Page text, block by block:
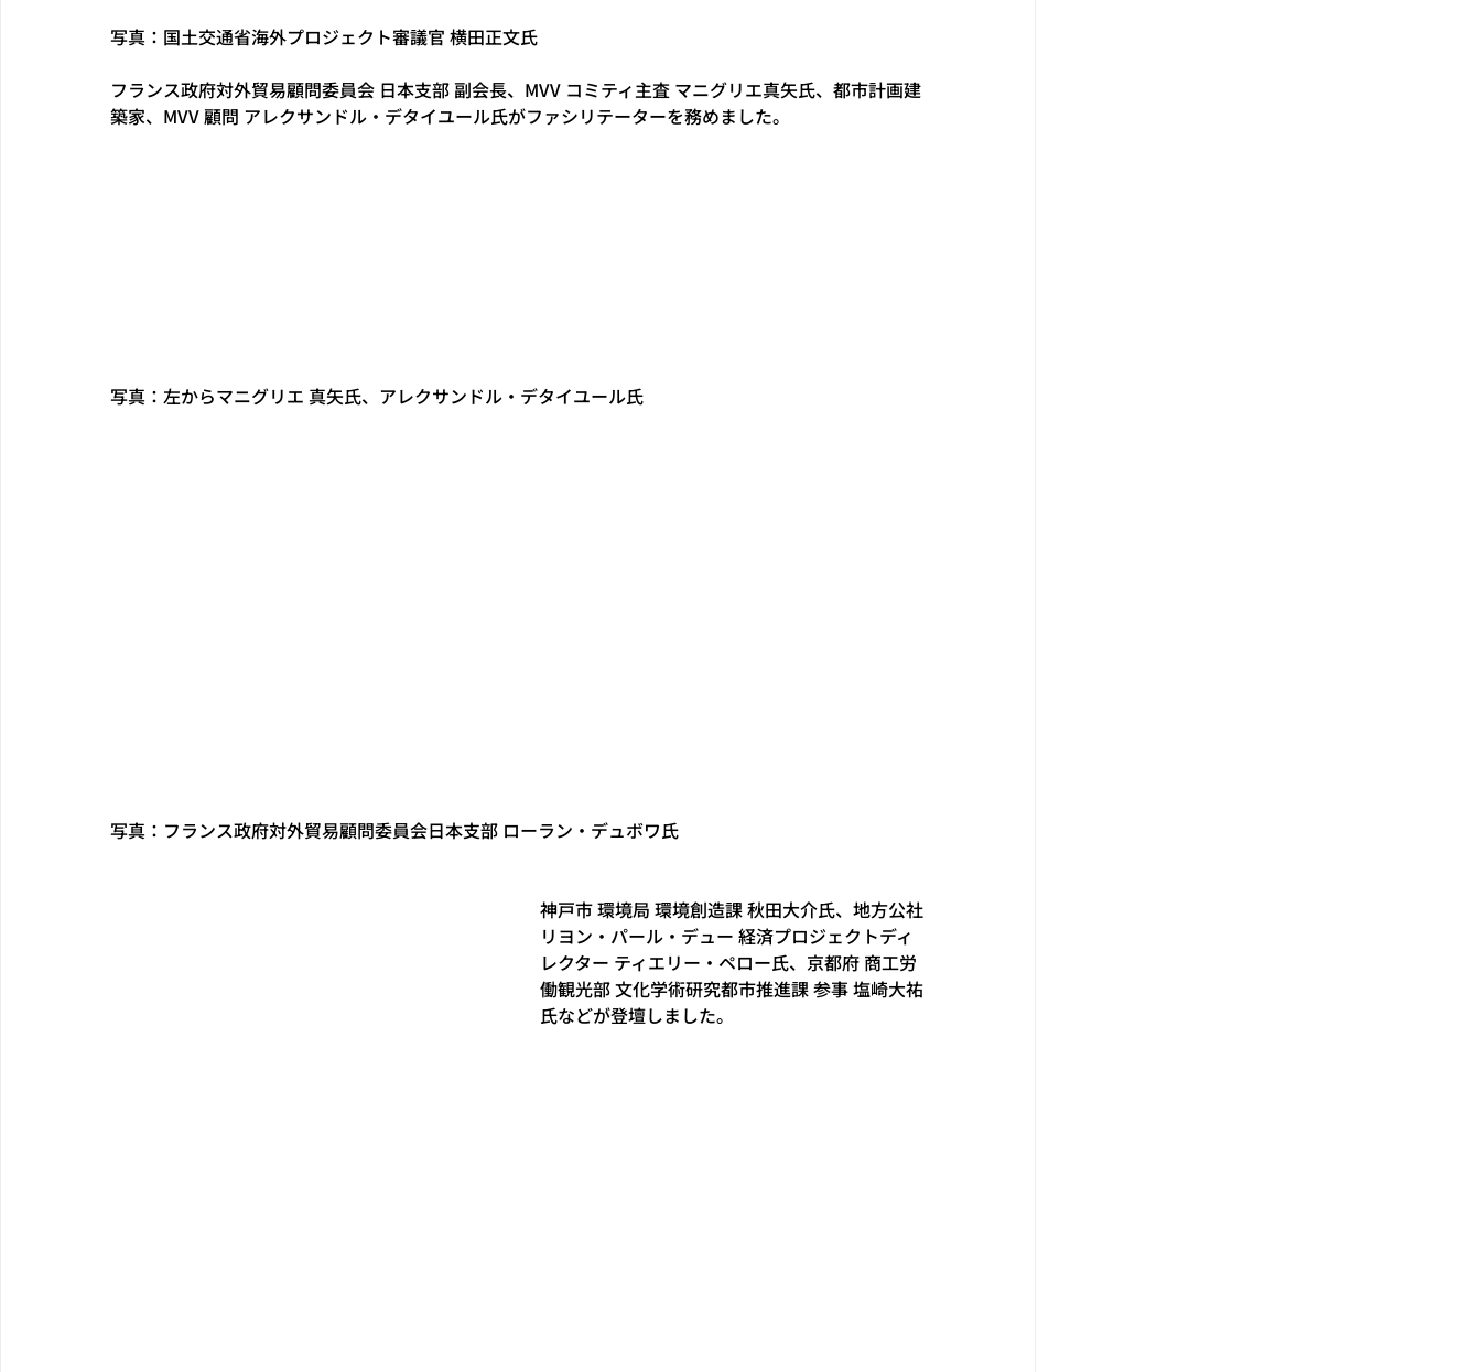
写真：国土交通省海外プロジェクト審議官 横田正文氏
フランス政府対外貿易顧問委員会 日本支部 副会長、MVV コミティ主査 マニグリエ真矢氏、都市計画建
築家、MVV 顧問 アレクサンドル・デタイユール氏がファシリテーターを務めました。
写真：左からマニグリエ 真矢氏、アレクサンドル・デタイユール氏
写真：フランス政府対外貿易顧問委員会日本支部 ローラン・デュボワ氏
神戸市 環境局 環境創造課 秋田大介氏、地方公社
リヨン・パール・デュー 経済プロジェクトディ
レクター ティエリー・ペロー氏、京都府 商工労
働観光部 文化学術研究都市推進課 参事 塩崎大祐
氏などが登壇しました。